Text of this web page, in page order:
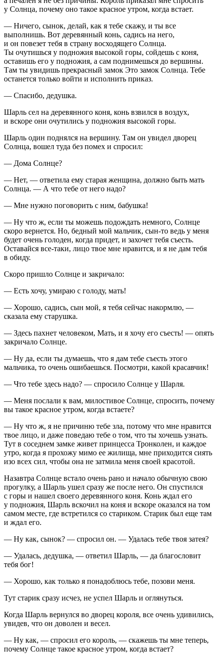
у Солнца, почему оно такое красное утром, когда встает.
— Ничего, сынок, делай, как я тебе скажу, и ты все
выполнишь. Вот деревянный конь, садись на него,
и он повезет тебя в страну восходящего Солнца.
Ты очутишься у подножия высокой горы, сойдешь с коня,
оставишь его у подножия, а сам поднимешься до вершины.
Там ты увидишь прекрасный замок Это замок Солнца. Тебе
останется только войти и исполнить приказ.
— Спасибо, дедушка.
Шарль сел на деревянного коня, конь взвился в воздух,
и вскоре они очутились у подножия высокой горы.
Шарль один поднялся на вершину. Там он увидел дворец
Солнца, вошел туда без помех и спросил:
— Дома Солнце?
— Нет, — ответила ему старая женщина, должно быть мать
Солнца. — А что тебе от него надо?
— Мне нужно поговорить с ним, бабушка!
— Ну что ж, если ты можешь подождать немного, Солнце
скоро вернется. Но, бедный мой мальчик, сын-то ведь у меня
будет очень голоден, когда придет, и захочет тебя съесть.
Оставайся все-таки, лицо твое мне нравится, и я не дам тебя
в обиду.
Скоро пришло Солнце и закричало:
— Есть хочу, умираю с голоду, мать!
— Хорошо, садись, сын мой, я тебя сейчас накормлю, —
сказала ему старушка.
— Здесь пахнет человеком, Мать, и я хочу его съесть! — опять
закричало Солнце.
— Ну да, если ты думаешь, что я дам тебе съесть этого
мальчика, то очень ошибаешься. Посмотри, какой красавчик!
— Что тебе здесь надо? — спросило Солнце у Шарля.
— Меня послали к вам, милостивое Солнце, спросить, почему
вы такое красное утром, когда встаете?
— Ну что ж, я не причиню тебе зла, потому что мне нравится
твое лицо, и даже поведаю тебе о том, что ты хочешь узнать.
Тут в соседнем замке живет принцесса Тронколен, и каждое
утро, когда я прохожу мимо ее жилища, мне приходится сиять
изо всех сил, чтобы она не затмила меня своей красотой.
Назавтра Солнце встало очень рано и начало обычную свою
прогулку, а Шарль ушел сразу же после него. Он спустился
с горы и нашел своего деревянного коня. Конь ждал его
у подножия, Шарль вскочил на коня и вскоре оказался на том
самом месте, где встретился со стариком. Старик был еще там
и ждал его.
— Ну как, сынок? — спросил он. — Удалась тебе твоя затея?
— Удалась, дедушка, — ответил Шарль, — да благословит
тебя бог!
— Хорошо, как только я понадоблюсь тебе, позови меня.
Тут старик сразу исчез, не успел Шарль и оглянуться.
Когда Шарль вернулся во дворец короля, все очень удивились,
увидев, что он доволен и весел.
— Ну как, — спросил его король, — скажешь ты мне теперь,
почему Солнце такое красное утром, когда встает?